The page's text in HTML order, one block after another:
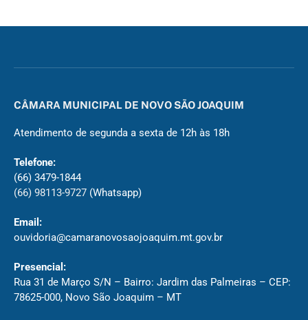
CÂMARA MUNICIPAL DE NOVO SÃO JOAQUIM
Atendimento de segunda a sexta de 12h às 18h
Telefone:
(66) 3479-1844
(66) 98113-9727 (Whatsapp)
Email:
ouvidoria@camaranovosaojoaquim.mt.gov.br
Presencial:
Rua 31 de Março S/N – Bairro: Jardim das Palmeiras – CEP:
78625-000, Novo São Joaquim – MT